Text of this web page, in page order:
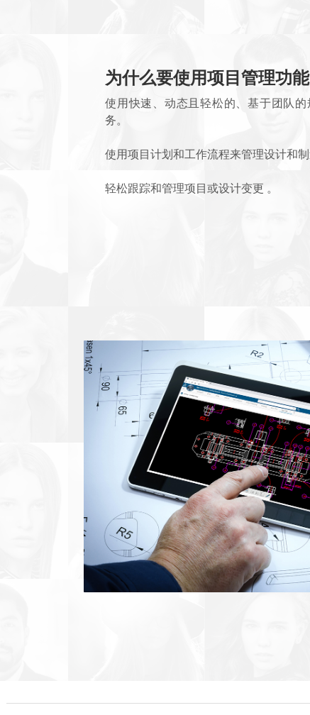
为什么要使用项目管理功
使用快速、动态且轻松的、基于团队
务。
使用项目计划和工作流程来管理设计和制
轻松跟踪和管理项